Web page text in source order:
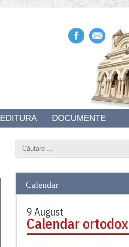
EDITURA DOCUMENTE
Calendar
9 August
Calendar ortodox